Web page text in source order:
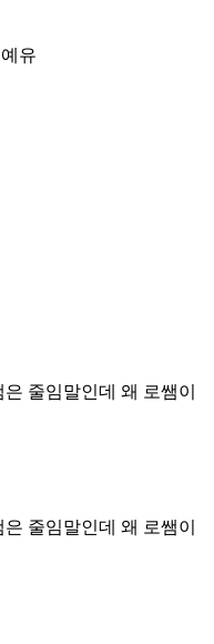
유
줄임말인데 왜 로쌤이
줄임말인데 왜 로쌤이